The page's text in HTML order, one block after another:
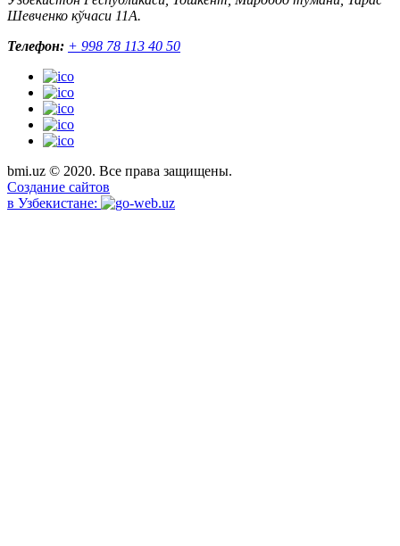
Шевченко кўчаси 11А.
Телефон: + 998 78 113 40 50
bmi.uz © 2020. Все права защищены.
Создание сайтов
в Узбекистане: